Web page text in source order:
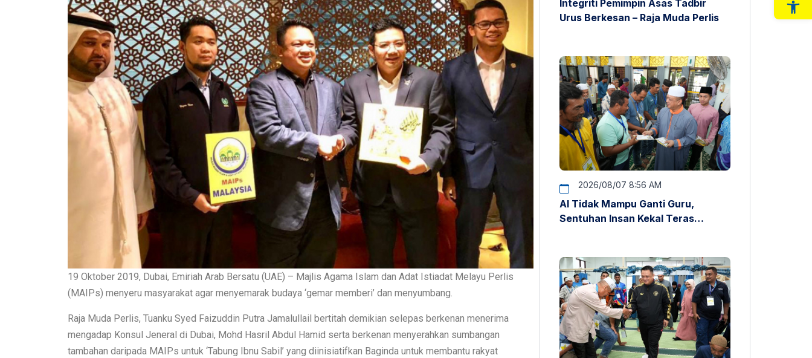
19 Oktober 2019, Dubai, Emiriah Arab Bersatu (UAE) – Majlis Agama Islam dan Adat Istiadat Melayu Perlis
(MAIPs) menyeru masyarakat agar menyemarak budaya ‘gemar memberi’ dan menyumbang.
Raja Muda Perlis, Tuanku Syed Faizuddin Putra Jamalullail bertitah demikian selepas berkenan menerima
mengadap Konsul Jeneral di Dubai, Mohd Hasril Abdul Hamid serta berkenan menyerahkan sumbangan
tambahan daripada MAIPs untuk ‘Tabung Ibnu Sabil’ yang diinisiatifkan Baginda untuk membantu rakyat
Integriti Pemimpin Asas Tadbir
Urus Berkesan – Raja Muda Perlis
2026/08/07 8:56 AM
AI Tidak Mampu Ganti Guru,
Sentuhan Insan Kekal Teras